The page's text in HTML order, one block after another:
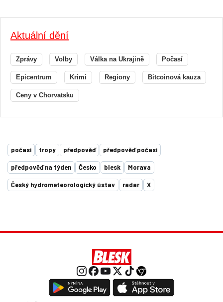
Aktuální dění
Zprávy Volby Válka na Ukrajině Počasí
Epicentrum Krimi Regiony Bitcoinová kauza
Ceny v Chorvatsku
počasí tropy předpověď předpověď počasí
předpověď na týden Česko blesk Morava
Český hydrometeorologický ústav radar X